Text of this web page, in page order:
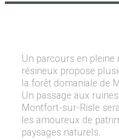
Un parcours en pleine
résineux propose
la forêt domaniale de
Un passage aux
Montfort-sur-Risle
les amoureux de
paysages naturels.